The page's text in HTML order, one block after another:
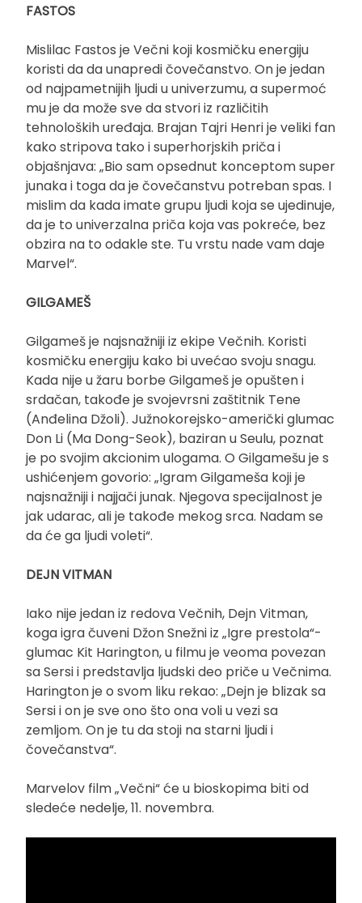
FASTOS
Mislilac Fastos je Večni koji kosmičku energiju
koristi da da unapredi čovečanstvo. On je jedan
od najpametnijih ljudi u univerzumu, a supermoć
mu je da može sve da stvori iz različitih
tehnoloških uređaja. Brajan Tajri Henri je veliki fan
kako stripova tako i superhorjskih priča i
objašnjava: „Bio sam opsednut konceptom super
junaka i toga da je čovečanstvu potreban spas. I
mislim da kada imate grupu ljudi koja se ujedinuje,
da je to univerzalna priča koja vas pokreće, bez
obzira na to odakle ste. Tu vrstu nade vam daje
Marvel“.
GILGAMEŠ
Gilgameš je najsnažniji iz ekipe Večnih. Koristi
kosmičku energiju kako bi uvećao svoju snagu.
Kada nije u žaru borbe Gilgameš je opušten i
srdačan, takođe je svojevrsni zaštitnik Tene
(Anđelina Džoli). Južnokorejsko-američki glumac
Don Li (Ma Dong-Seok), baziran u Seulu, poznat
je po svojim akcionim ulogama. O Gilgamešu je s
ushićenjem govorio: „Igram Gilgameša koji je
najsnažniji i najjači junak. Njegova specijalnost je
jak udarac, ali je takođe mekog srca. Nadam se
da će ga ljudi voleti“.
DEJN VITMAN
Iako nije jedan iz redova Večnih, Dejn Vitman,
koga igra čuveni Džon Snežni iz „Igre prestola“-
glumac Kit Harington, u filmu je veoma povezan
sa Sersi i predstavlja ljudski deo priče u Večnima.
Harington je o svom liku rekao: „Dejn je blizak sa
Sersi i on je sve ono što ona voli u vezi sa
zemljom. On je tu da stoji na starni ljudi i
čovečanstva“.
Marvelov film „Večni“ će u bioskopima biti od
sledeće nedelje, 11. novembra.